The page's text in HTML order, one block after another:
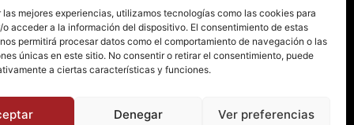
las mejores experiencias, utilizamos tecnologías como las cookies para
o acceder a la información del dispositivo. El consentimiento de estas
permitirá procesar datos como el comportamiento de navegación o las
únicas en este sitio. No consentir o retirar el consentimiento, puede
a ciertas características y funciones.
Denegar Ver preferencias
Trabaja con nosotros
Publicidad